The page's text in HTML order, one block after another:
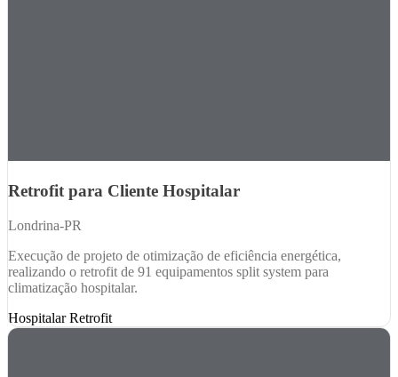
Retrofit para Cliente Hospitalar
Londrina-PR
Execução de projeto de otimização de eficiência energética,
realizando o retrofit de 91 equipamentos split system para
climatização hospitalar.
Hospitalar Retrofit